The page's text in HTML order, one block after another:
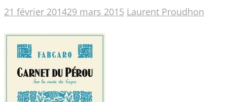
21 février 201429 mars 2015 Laurent Proudhon